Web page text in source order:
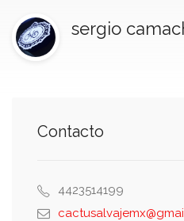
sergio
Contacto
4423514199